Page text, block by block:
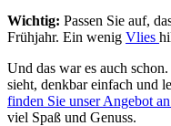
Wichtig: Passen Sie auf,
Frühjahr. Ein wenig Vlies
Und das war es auch
sieht, denkbar einfach und
finden Sie unser Angebot
viel Spaß und Genuss.